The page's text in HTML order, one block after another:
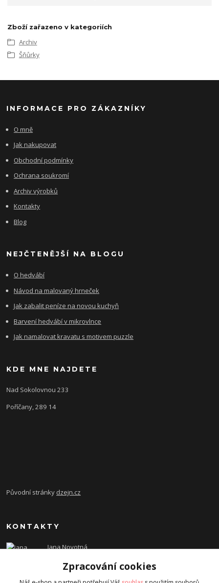
Zboží zařazeno v kategoriích
Archiv
Šňůrky
INFORMACE PRO ZÁKAZNÍKY
O mně
Jak nakupovat
Obchodní podmínky
Ochrana soukromí
Archiv výrobků
Kontakty
Blog
NEJČTENĚJŠÍ NA BLOGU
O hedvábí
Návod na malovaný hrneček
Jak zabalit peníze na novou kuchyň
Barvení hedvábí v mikrovlnce
Jak namalovat kravatu s motivem puzzle
KDE MNE NAJDETE
Nad Sokolovnou 233
Poříčany, 289 14
Původní stránky dzejn.cz
KONTAKTY
Jana Novotná
dzejn.n@email.cz
Zpracování cookies